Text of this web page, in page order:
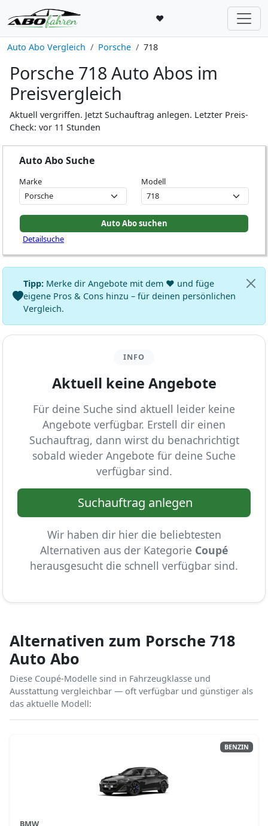
♥
Auto Abo Vergleich Porsche 718
Porsche 718 Auto Abos im
Preisvergleich
Aktuell vergriffen. Jetzt Suchauftrag anlegen. Letzter Preis-
Check: vor 11 Stunden
Auto Abo Suche
Marke Modell
Detailsuche
Tipp: Merke dir Angebote mit dem ♥ und füge
eigene Pros & Cons hinzu – für deinen persönlichen
Vergleich.
INFO
Aktuell keine Angebote
Für deine Suche sind aktuell leider keine
Angebote verfügbar. Erstell dir einen
Suchauftrag, dann wirst du benachrichtigt
sobald wieder Angebote für deine Suche
verfügbar sind.
Suchauftrag anlegen
Wir haben dir hier die beliebtesten
Alternativen aus der Kategorie Coupé
herausgesucht die schnell verfügbar sind.
Alternativen zum Porsche 718
Auto Abo
Diese Coupé-Modelle sind in Fahrzeugklasse und
Ausstattung vergleichbar — oft verfügbar und günstiger als
das aktuelle Modell:
BENZIN
BMW